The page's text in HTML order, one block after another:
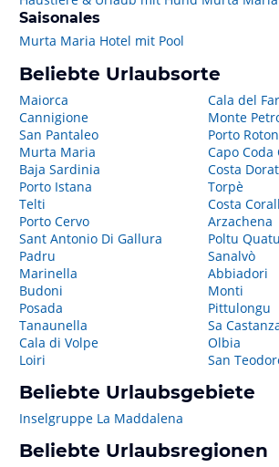
Saisonales
Murta Maria Hotel mit Pool
Beliebte Urlaubsorte
Maiorca
Cannigione
San Pantaleo
Murta Maria
Baja Sardinia
Porto Istana
Telti
Porto Cervo
Sant Antonio Di Gallura
Padru
Marinella
Budoni
Posada
Tanaunella
Cala di Volpe
Loiri
Cala del
Monte
Porto
Capo Coda
Costa
Torpè
Costa
Arzachena
Poltu Quatu
Sanalvò
Abbiadori
Monti
Pittulongu
Sa
Olbia
San
Beliebte Urlaubsgebiete
Inselgruppe La Maddalena
Beliebte Urlaubsregionen